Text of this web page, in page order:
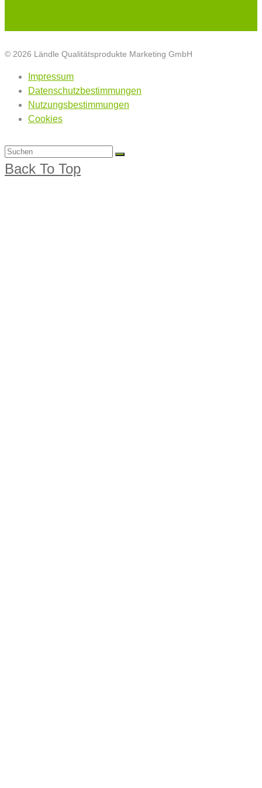
© 2026 Ländle Qualitätsprodukte Marketing GmbH
Impressum
Datenschutzbestimmungen
Nutzungsbestimmungen
Cookies
Back To Top